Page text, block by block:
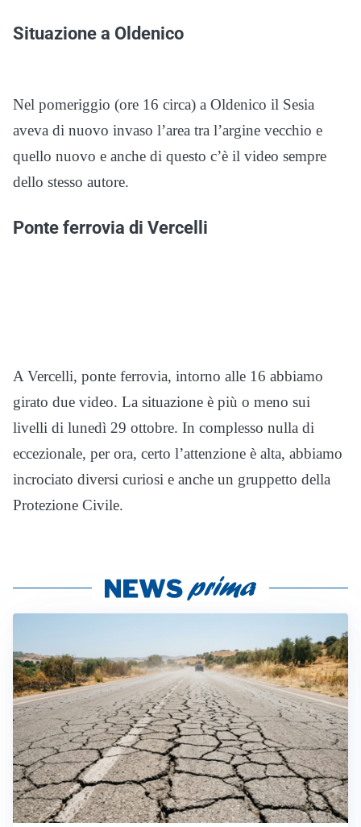
Situazione a Oldenico
Nel pomeriggio (ore 16 circa) a Oldenico il Sesia
aveva di nuovo invaso l’area tra l’argine vecchio e
quello nuovo e anche di questo c’è il video sempre
dello stesso autore.
Ponte ferrovia di Vercelli
A Vercelli, ponte ferrovia, intorno alle 16 abbiamo
girato due video. La situazione è più o meno sui
livelli di lunedì 29 ottobre. In complesso nulla di
eccezionale, per ora, certo l’attenzione è alta, abbiamo
incrociato diversi curiosi e anche un gruppetto della
Protezione Civile.